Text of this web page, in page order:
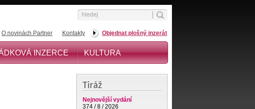
O novinách Partner Kontakty Objednat plošný inzerát
INZERCE KULTURA
Tiráž
Nejnovější vydání
374 / 8 / 2026